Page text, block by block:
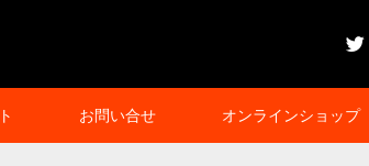
お問い合せ オンラインショップ